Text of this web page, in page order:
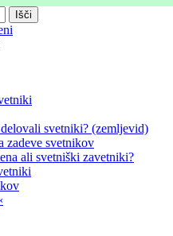
svetniki? (zemljevid)
zadeve svetnikov
ali svetniški zavetniki?